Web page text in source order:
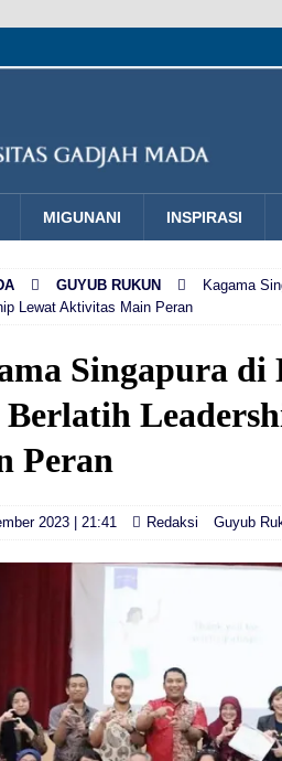
MIGUNANI INSPIRASI
GUYUB RUKUN
Kagama
Lewat Aktivitas Main Peran
Singapura di
Berlatih
Peran
2023 | 21:41 Redaksi Guyub